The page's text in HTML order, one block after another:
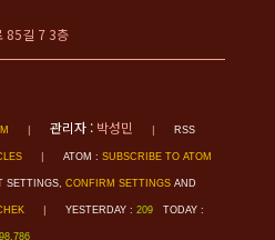
85길 7 3층
| 관리자 : 박성민 | RSS
| ATOM : SUBSCRIBE TO ATOM
SETTINGS, CONFIRM SETTINGS AND
| YESTERDAY : 209 TODAY :